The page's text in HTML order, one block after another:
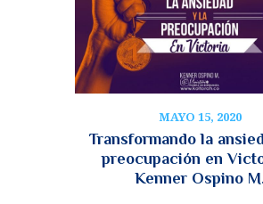
MAYO 15, 2020
Transformando la
preocupación en
Kenner Ospino